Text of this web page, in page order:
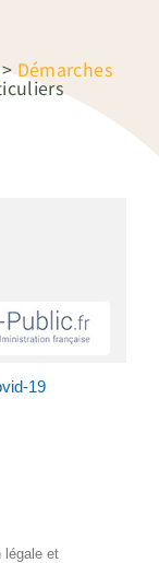
Démarches
19
légale et